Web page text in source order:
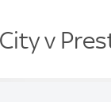
v